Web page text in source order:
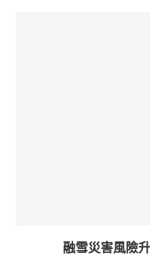
融雪災害風險